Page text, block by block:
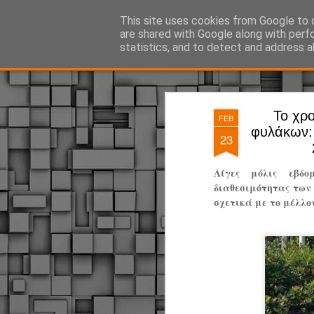
FEB
23
Το
φυλάκων:
Λίγες μόλις
διαθεσιμότητας των
σχετικά με το
This site uses cookies from Google to
are shared with Google along with
statistics, and to detect and address
ΔΗΜΟΤΙΚΗ ΑΣΤΥΝΟΜΙΑ, τα νέα!